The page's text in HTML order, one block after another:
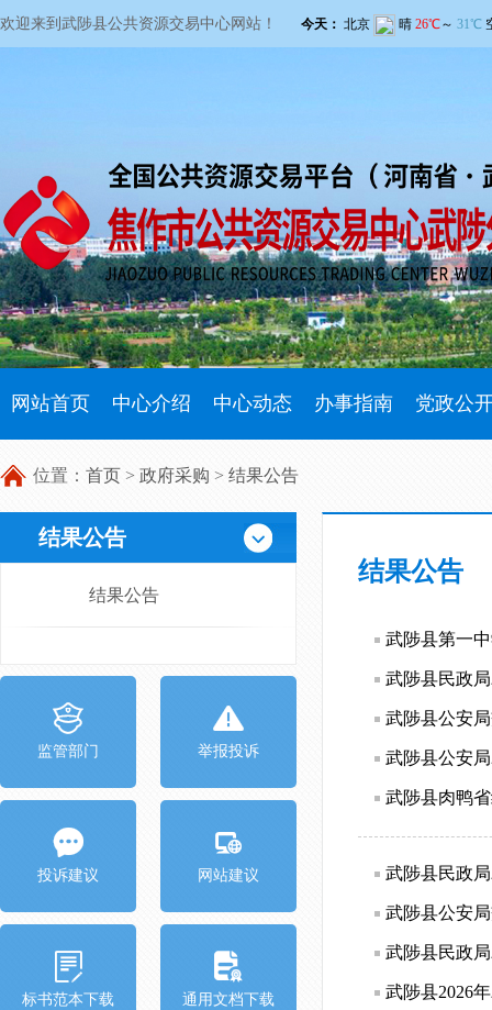
欢迎来到武陟县公共资源交易中心网站！
网站首页 中心介绍 中心动态 办事指南 党政公
位置： 首页 > 政府采购 > 结果公告
结果公告
结果公告
监管部门 举报投诉
投诉建议 网站建议
标书范本下载 通用文档下载
结果公告
武陟县第一
武陟县民政
武陟县公安
武陟县公安
武陟县肉鸭
武陟县民政
武陟县公安
武陟县民政
武陟县2026